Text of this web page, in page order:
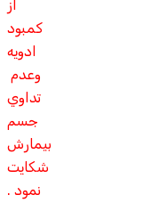
از
کمبود
ادويه
وعدم
تداوي
جسم
بيمارش
شکايت
نمود .